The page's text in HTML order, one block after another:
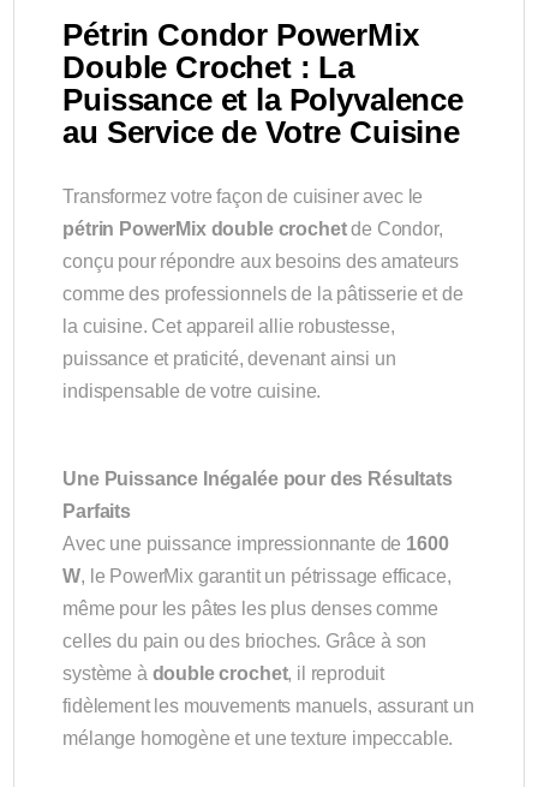
Pétrin Condor PowerMix
Double Crochet : La
Puissance et la Polyvalence
au Service de Votre Cuisine
Transformez votre façon de cuisiner avec le
pétrin PowerMix double crochetde Condor,
conçu pour répondre aux besoins des amateurs
comme des professionnels de la pâtisserie et de
la cuisine. Cet appareil allie robustesse,
puissance et praticité, devenant ainsi un
indispensable de votre cuisine.
Une Puissance Inégalée pour des Résultats
Parfaits
Avec une puissance impressionnante de 1600
W, le PowerMix garantit un pétrissage efficace,
même pour les pâtes les plus denses comme
celles du pain ou des brioches. Grâce à son
système à double crochet, il reproduit
fidèlement les mouvements manuels, assurant un
mélange homogène et une texture impeccable.